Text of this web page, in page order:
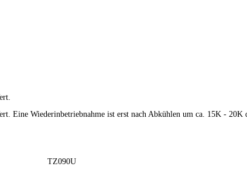
Eine Wiederinbetriebnahme ist erst nach Abkühlen um ca. 15K - 20K
TZ090U